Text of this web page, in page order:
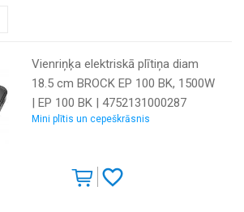
Vienriņķa elektriskā plītiņa diam
18.5 cm BROCK EP 100 BK, 1500W
| EP 100 BK | 4752131000287
Mini plītis un cepeškrāsnis